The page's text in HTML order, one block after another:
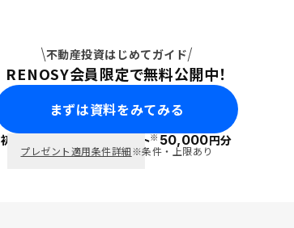
不動産投資はじめてガイド
RENOSY会員限定で無料公開中！
まずは資料をみてみる
初回面談で ポイント※50,000円分
プレゼント適用条件詳細※条件・上限あり